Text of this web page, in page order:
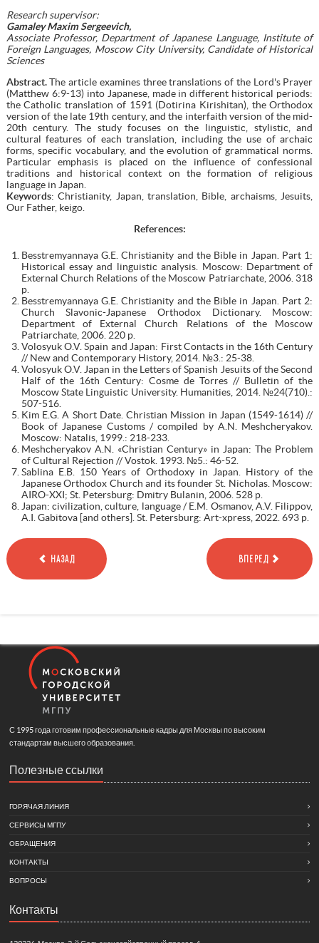
Research supervisor:
Gamaley Maxim Sergeevich,
Associate Professor, Department of Japanese Language, Institute of
Foreign Languages, Moscow City University, Candidate of Historical
Sciences
Abstract.The article examines three translations of the Lord's Prayer
(Matthew 6:9-13) into Japanese, made in different historical periods:
the Catholic translation of 1591 (Dotirina Kirishitan), the Orthodox
version of the late 19th century, and the interfaith version of the mid-
20th century. The study focuses on the linguistic, stylistic, and
cultural features of each translation, including the use of archaic
forms, specific vocabulary, and the evolution of grammatical norms.
Particular emphasis is placed on the influence of confessional
traditions and historical context on the formation of religious
language in Japan.
Keywords: Christianity, Japan, translation, Bible, archaisms, Jesuits,
Our Father, keigo.
References:
Besstremyannaya G.E. Christianity and the Bible in Japan. Part 1:
Historical essay and linguistic analysis. Moscow: Department of
External Church Relations of the Moscow Patriarchate, 2006. 318
p.
Besstremyannaya G.E. Christianity and the Bible in Japan. Part 2:
Church Slavonic-Japanese Orthodox Dictionary. Moscow:
Department of External Church Relations of the Moscow
Patriarchate, 2006. 220 p.
Volosyuk O.V. Spain and Japan: First Contacts in the 16th Century
// New and Contemporary History, 2014. №3.: 25-38.
Volosyuk O.V. Japan in the Letters of Spanish Jesuits of the Second
Half of the 16th Century: Cosme de Torres // Bulletin of the
Moscow State Linguistic University. Humanities, 2014. №24(710).:
507-516.
Kim E.G. A Short Date. Christian Mission in Japan (1549-1614) //
Book of Japanese Customs / compiled by A.N. Meshcheryakov.
Moscow: Natalis, 1999.: 218-233.
Meshcheryakov A.N. «Christian Century» in Japan: The Problem
of Cultural Rejection // Vostok. 1993. №5.: 46-52.
Sablina E.B. 150 Years of Orthodoxy in Japan. History of the
Japanese Orthodox Church and its founder St. Nicholas. Moscow:
AIRO-XXI; St. Petersburg: Dmitry Bulanin, 2006. 528 p.
Japan: civilization, culture, language / E.M. Osmanov, A.V. Filippov,
A.I. Gabitova [and others]. St. Petersburg: Art-xpress, 2022. 693 p.
НАЗАД ВПЕРЕД
С 1995 года готовим профессиональные кадры для Москвы по высоким
стандартам высшего образования.
Полезные ссылки
ГОРЯЧАЯ ЛИНИЯ
СЕРВИСЫ МГПУ
ОБРАЩЕНИЯ
КОНТАКТЫ
ВОПРОСЫ
Контакты